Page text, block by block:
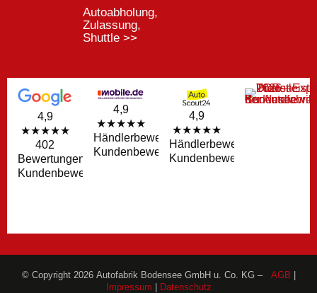
Autoabholung,
Zulassung,
Shuttle >>
4,9
★★★★★
402
Bewertungen
Kundenbewertungen
4,9
★★★★★
Händlerbewertungen
Kundenbewertungen
4,9
★★★★★
Händlerbewertungen
Kundenbewertungen
© Copyright 2026 Autofabrik Bodensee GmbH u. Co. KG – AGB |
Impressum | Datenschutz